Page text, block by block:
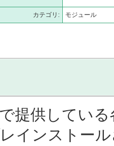
カテゴリ: モジュール
提供してい
インストー